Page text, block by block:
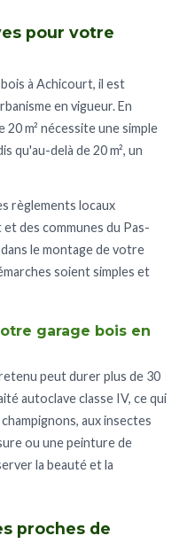
pour votre
à Achicourt, il est
en vigueur. En
m² nécessite une simple
qu'au-delà de 20 m², un
règlements locaux
des communes du Pas-
le montage de votre
soient simples et
garage bois en
peut durer plus de 30
autoclave classe IV, ce qui
aux insectes
ou une peinture de
la beauté et la
proches de